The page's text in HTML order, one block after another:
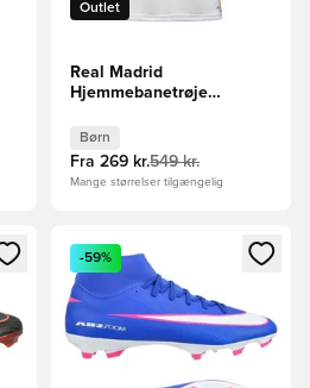
Outlet
Real Madrid
Hjemmebanetrøje
Børn
Fra 269 kr.549 kr.
Mange størrelser tilgængelig
ind eller tilmelde dig som
Åbner en Modal til at logge
-59%